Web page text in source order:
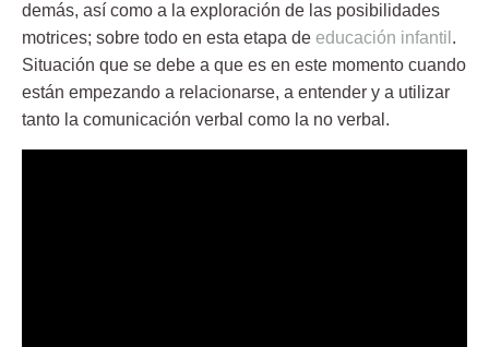
demás, así como a la exploración de las posibilidades
motrices; sobre todo en esta etapa de educación infantil .
Situación que se debe a que es en este momento cuando
están empezando a relacionarse, a entender y a utilizar
tanto la comunicación verbal como la no verbal.